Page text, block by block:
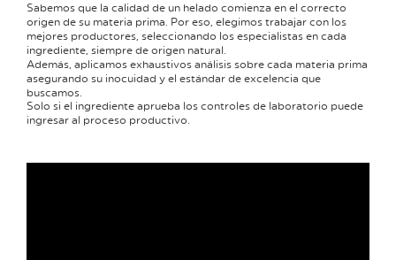
Sabemos que la calidad de un helado comienza en el correcto
origen de su materia prima. Por eso, elegimos trabajar con los
mejores productores, seleccionando los especialistas en cada
ingrediente, siempre de origen natural.
Además, aplicamos exhaustivos análisis sobre cada materia prima
asegurando su inocuidad y el estándar de excelencia que
buscamos.
Solo si el ingrediente aprueba los controles de laboratorio puede
ingresar al proceso productivo.